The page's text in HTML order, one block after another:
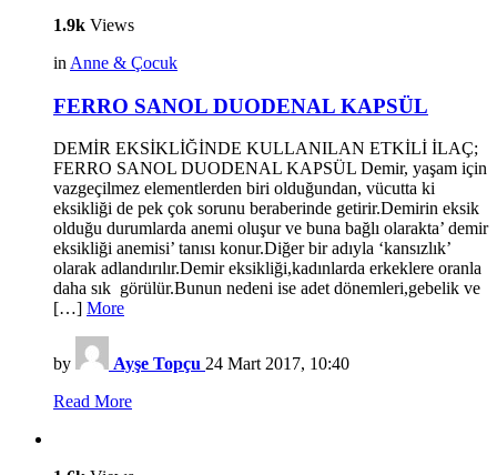
1.9k Views
in Anne & Çocuk
FERRO SANOL DUODENAL KAPSÜL
DEMİR EKSİKLİĞİNDE KULLANILAN ETKİLİ İLAÇ;
FERRO SANOL DUODENAL KAPSÜL Demir, yaşam için
vazgeçilmez elementlerden biri olduğundan, vücutta ki
eksikliği de pek çok sorunu beraberinde getirir.Demirin eksik
olduğu durumlarda anemi oluşur ve buna bağlı olarakta’ demir
eksikliği anemisi’ tanısı konur.Diğer bir adıyla ‘kansızlık’
olarak adlandırılır.Demir eksikliği,kadınlarda erkeklere oranla
daha sık görülür.Bunun nedeni ise adet dönemleri,gebelik ve
[…] More
by Ayşe Topçu 24 Mart 2017, 10:40
Read More